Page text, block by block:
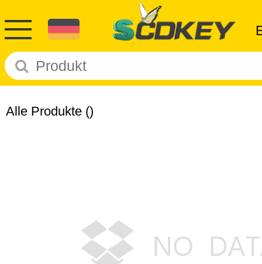
Alle Produkte ()